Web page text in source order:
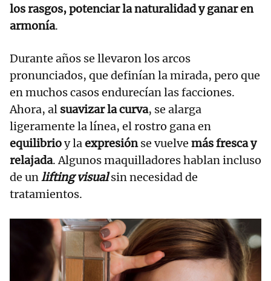
los rasgos, potenciar la naturalidad y ganar en
armonía.
Durante años se llevaron los arcos
pronunciados, que definían la mirada, pero que
en muchos casos endurecían las facciones.
Ahora, al suavizar la curva, se alarga
ligeramente la línea, el rostro gana en
equilibrioy laexpresiónse vuelve más fresca y
relajada. Algunos maquilladores hablan incluso
de unlifting visualsin necesidad de
tratamientos.